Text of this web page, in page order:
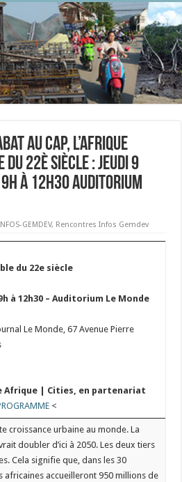
au Cap, l’Afrique
22è siècle : Jeudi 9
à 12h30 Auditorium
GEMDEV, Rencontres Infos Gemdev
du 22e siècle
à 12h30 – Auditorium Le Monde
Le Monde, 67 Avenue Pierre
Afrique | Cities, en partenariat
<
croissance urbaine au monde. La
doubler d’ici à 2050. Les deux tiers
Cela signifie que, dans les 30
africaines accueilleront 950 millions de